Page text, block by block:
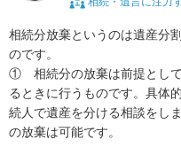
相続分放棄というのは遺産分
のです。
①　相続分の放棄は前提とし
るときに行うものです。具体
続人で遺産を分ける相談をし
の放棄は可能です。